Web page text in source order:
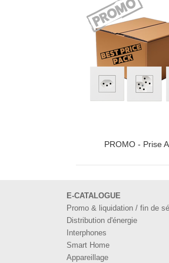
PROMO - Prise
E-CATALOGUE
Promo & liquidation / fin de
Distribution d'énergie
Interphones
Smart Home
Appareillage